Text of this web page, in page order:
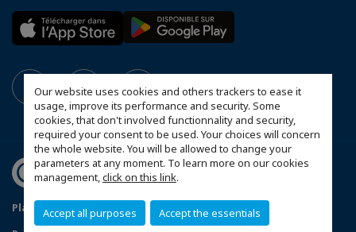
Our website uses cookies and others trackers to ease it
usage, improve its performance and security. Some
cookies, that don't involved functionnality and security,
required your consent to be used. Your choices will concern
the whole website. You will be allowed to change your
parameters at any moment. To learn more on our cookies
management,click on this link.
Accept all purposes Accept the essentials
Plan du site
Mentions légales